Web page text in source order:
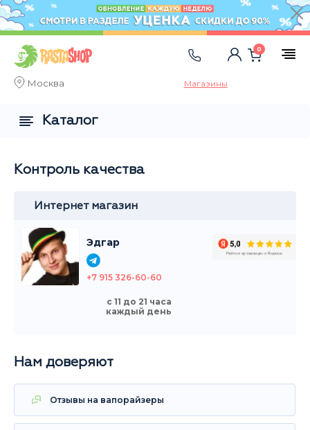
Москва Магазины
0
Контроль качества
Интернет магазин
Эдгар
+7 915 326-60-60
с 11 до 21 часа
каждый день
Нам доверяют
Отзывы на вапорайзеры
Каталог